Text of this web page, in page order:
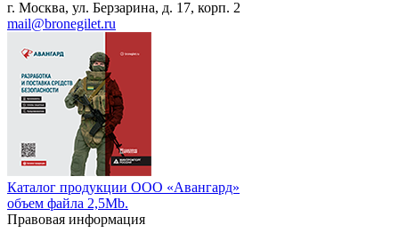
г. Москва, ул. Берзарина, д. 17, корп. 2
mail@bronegilet.ru
Каталог продукции ООО «Авангард»
объем файла 2,5Mb.
Правовая информация